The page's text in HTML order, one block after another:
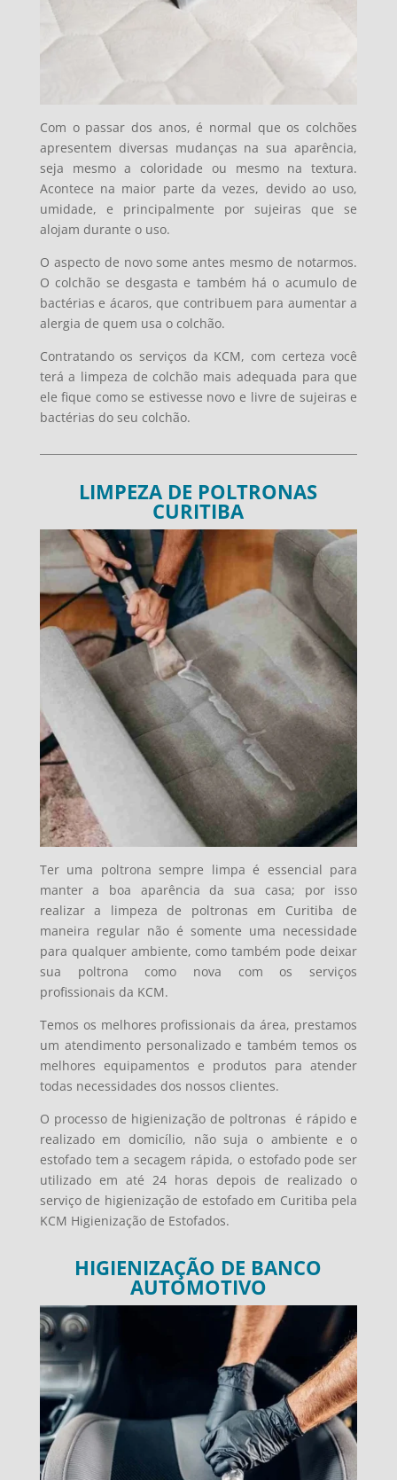
Com o passar dos anos, é normal que os colchões
apresentem diversas mudanças na sua aparência,
seja mesmo a coloridade ou mesmo na textura.
Acontece na maior parte da vezes, devido ao uso,
umidade, e principalmente por sujeiras que se
alojam durante o uso.
O aspecto de novo some antes mesmo de notarmos.
O colchão se desgasta e também há o acumulo de
bactérias e ácaros, que contribuem para aumentar a
alergia de quem usa o colchão.
Contratando os serviços da KCM, com certeza você
terá a limpeza de colchão mais adequada para que
ele fique como se estivesse novo e livre de sujeiras e
bactérias do seu colchão.
LIMPEZA DE POLTRONAS
CURITIBA
Ter uma poltrona sempre limpa é essencial para
manter a boa aparência da sua casa; por isso
realizar a limpeza de poltronas em Curitiba de
maneira regular não é somente uma necessidade
para qualquer ambiente, como também pode deixar
sua poltrona como nova com os serviços
profissionais da KCM.
Temos os melhores profissionais da área, prestamos
um atendimento personalizado e também temos os
melhores equipamentos e produtos para atender
todas necessidades dos nossos clientes.
O processo de higienização de poltronas é rápido e
realizado em domicílio, não suja o ambiente e o
estofado tem a secagem rápida, o estofado pode ser
utilizado em até 24 horas depois de realizado o
serviço de higienização de estofado em Curitiba pela
KCM Higienização de Estofados.
HIGIENIZAÇÃO DE BANCO
AUTOMOTIVO